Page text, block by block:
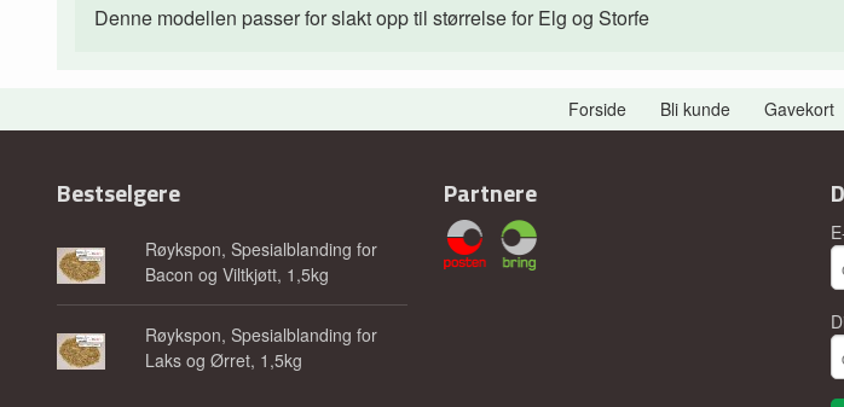
Denne modellen passer for slakt opp til størrelse for Elg og Storfe
Forside Bli kunde Gavekort
Bestselgere
Røykspon, Spesialblanding for
Bacon og Viltkjøtt, 1,5kg
Røykspon, Spesialblanding for
Laks og Ørret, 1,5kg
Partnere